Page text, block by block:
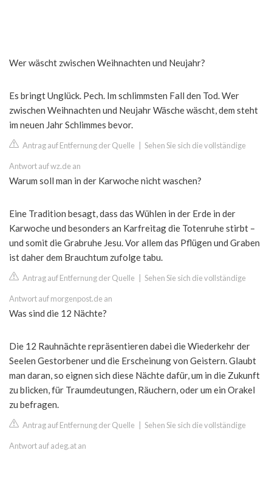
Wer wäscht zwischen Weihnachten und Neujahr?
Es bringt Unglück. Pech. Im schlimmsten Fall den Tod. Wer
zwischen Weihnachten und Neujahr Wäsche wäscht, dem steht
im neuen Jahr Schlimmes bevor.
Antrag auf Entfernung der Quelle Sehen Sie sich die vollständige
Antwort auf wz.de an
Warum soll man in der Karwoche nicht waschen?
Eine Tradition besagt, dass das Wühlen in der Erde in der
Karwoche und besonders an Karfreitag die Totenruhe stirbt –
und somit die Grabruhe Jesu. Vor allem das Pflügen und Graben
ist daher dem Brauchtum zufolge tabu.
Antrag auf Entfernung der Quelle Sehen Sie sich die vollständige
Antwort auf morgenpost.de an
Was sind die 12 Nächte?
Die 12 Rauhnächte repräsentieren dabei die Wiederkehr der
Seelen Gestorbener und die Erscheinung von Geistern. Glaubt
man daran, so eignen sich diese Nächte dafür, um in die Zukunft
zu blicken, für Traumdeutungen, Räuchern, oder um ein Orakel
zu befragen.
Antrag auf Entfernung der Quelle Sehen Sie sich die vollständige
Antwort auf adeg.at an